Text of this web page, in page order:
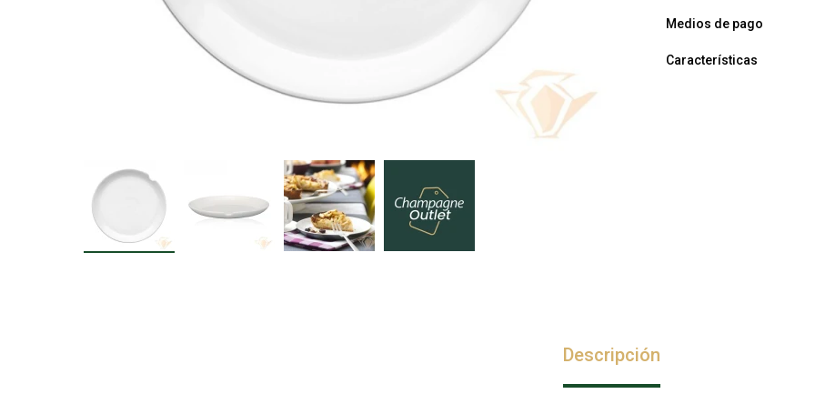
Medios de pago
Características
Descripción